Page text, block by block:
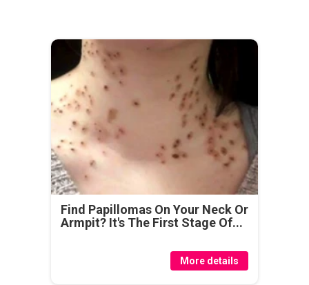
Find Papillomas On Your Neck Or
Armpit? It's The First Stage Of...
More details